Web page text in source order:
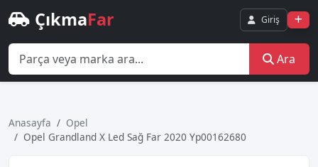
ÇıkmaFar Giriş
Ara
Anasayfa
Opel
Opel Grandland X Led Sağ Far 2020 Yp00162680